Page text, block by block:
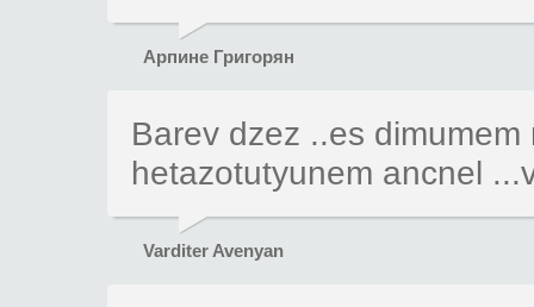
Арпине Григорян
Barev dzez ..es
hetazotutyunem ancnel
Varditer Avenyan